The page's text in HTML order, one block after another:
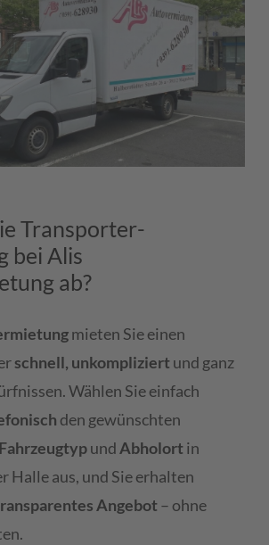
Transporter-
bei Alis
ab?
mieten Sie einen
schnell, unkompliziert und ganz
Wählen Sie einfach
den gewünschten
und Abholort in
Halle aus, und Sie erhalten
Angebot – ohne